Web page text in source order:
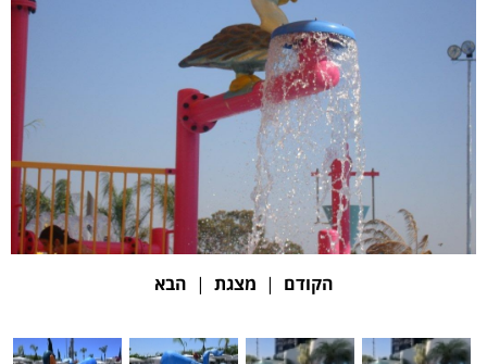
הקודם | מצגת | הבא